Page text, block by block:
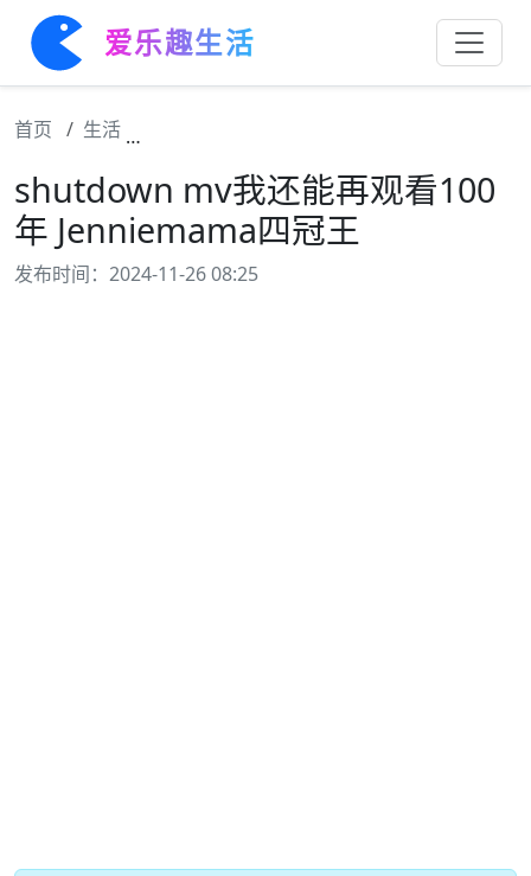
爱乐趣生活
首页 生活
shutdown mv我还能再观看100
年 Jenniemama四冠王
发布时间：2024-11-26 08:25